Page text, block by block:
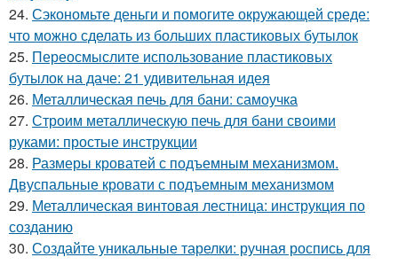
24. Сэкономьте деньги и помогите окружающей среде:
что можно сделать из больших пластиковых бутылок
25. Переосмыслите использование пластиковых
бутылок на даче: 21 удивительная идея
26. Металлическая печь для бани: самоучка
27. Строим металлическую печь для бани своими
руками: простые инструкции
28. Размеры кроватей с подъемным механизмом.
Двуспальные кровати с подъемным механизмом
29. Металлическая винтовая лестница: инструкция по
созданию
30. Создайте уникальные тарелки: ручная роспись для